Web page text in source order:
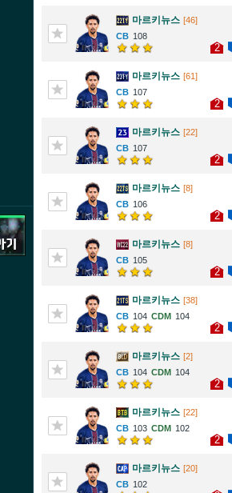
마르키뉴스 [46]
108
2
마르키뉴스 [61]
107
2
마르키뉴스 [22]
107
2
마르키뉴스 [8]
106
2
마르키뉴스 [8]
105
2
마르키뉴스 [38]
104
104
2
마르키뉴스 [2]
104
104
2
마르키뉴스 [22]
103
102
2
마르키뉴스 [20]
102